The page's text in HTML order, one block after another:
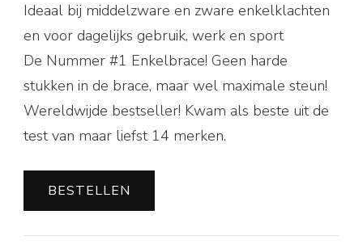
Ideaal bij middelzware en zware enkelklachten
en voor dagelijks gebruik, werk en sport
De Nummer #1 Enkelbrace! Geen harde
stukken in de brace, maar wel maximale steun!
Wereldwijde bestseller! Kwam als beste uit de
test van maar liefst 14 merken.
BESTELLEN